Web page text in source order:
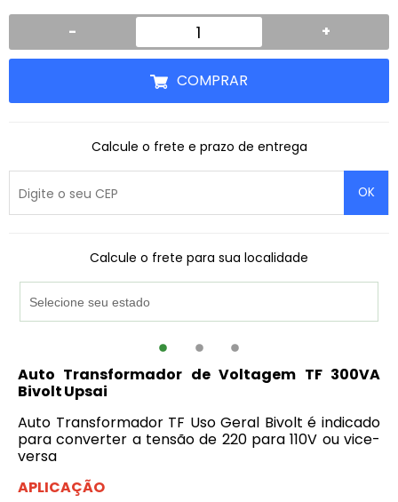
- +
COMPRAR
Calcule o frete e prazo de entrega
OK
Calcule o frete para sua localidade
Auto Transformador de Voltagem TF 300VA
Bivolt Upsai
Auto Transformador TF Uso Geral Bivolt é indicado
para converter a tensão de 220 para 110V ou vice-
versa
APLICAÇÃO